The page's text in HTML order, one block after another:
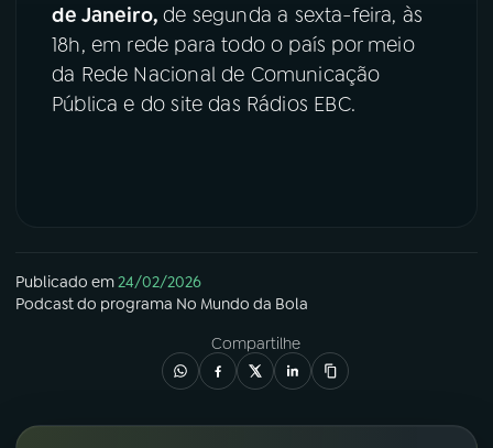
de Janeiro,de segunda a sexta-feira, às
18h, em rede para todo o país por meio
da Rede Nacional de Comunicação
Pública e do site das Rádios EBC.
Publicado em24/02/2026
Podcastdo programa No Mundo da Bola
Compartilhe